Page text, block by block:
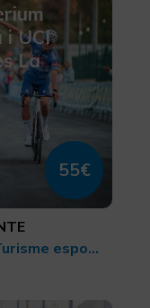
i UCI
La
55€
BTT, cicloturisme i ciclisme, Turisme esportiu